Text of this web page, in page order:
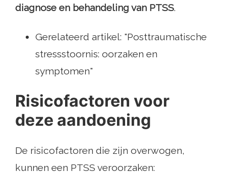
diagnose en behandeling van PTSS.
Gerelateerd artikel: "Posttraumatische
stressstoornis: oorzaken en
symptomen"
Risicofactoren voor
deze aandoening
De risicofactoren die zijn overwogen,
kunnen een PTSS veroorzaken: